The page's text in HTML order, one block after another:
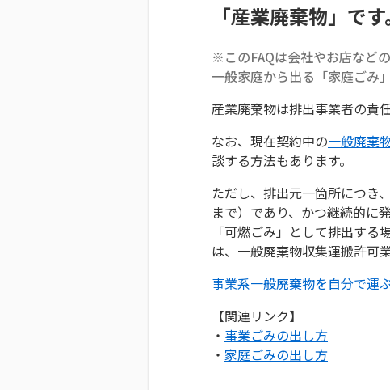
「産業廃棄物」で
※このFAQは会社やお店など
一般家庭から出る「家庭ごみ
産業廃棄物は排出事業者の責
なお、現在契約中の一般廃棄
談する方法もあります。
ただし、排出元一箇所につき
まで）であり、かつ継続的に
「可燃ごみ」として排出す
は、一般廃棄物収集運搬許可
事業系一般廃棄物を自分で運
【関連リンク】
・ 事業ごみの出し方
・ 家庭ごみの出し方